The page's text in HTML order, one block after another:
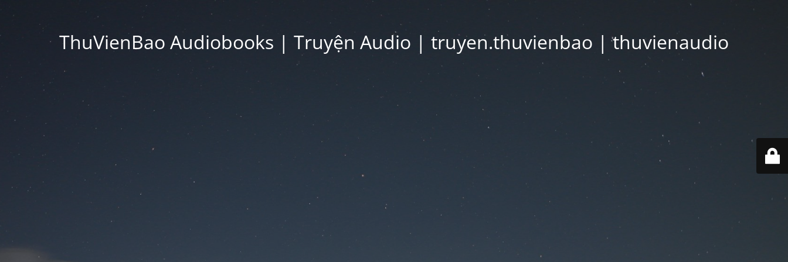
ThuVienBao Audiobooks | Truyện Audio | truyen.thuvienbao | thuvienaudio